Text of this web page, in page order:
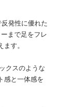
発性に優れた
まで足をフレ
す。
クスのような
感と一体感を